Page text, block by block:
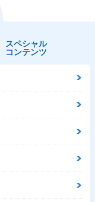
スペシャル
コンテンツ